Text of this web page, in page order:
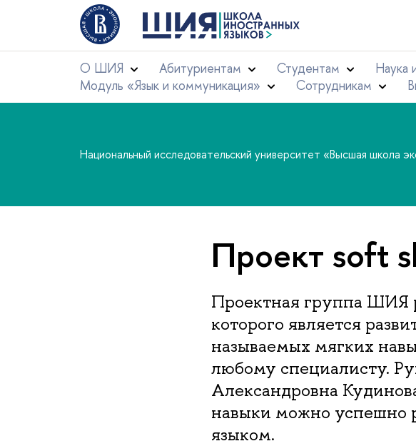
О ШИЯ Абитуриентам Студентам Наука
Модуль «Язык и коммуникация»
Сотрудникам
Национальный исследовательский университет «Высшая школа
Проект soft
Проектная группа ШИЯ
которого является
называемых мягких
любому специалисту.
Александровна
навыки можно успешно
языком.